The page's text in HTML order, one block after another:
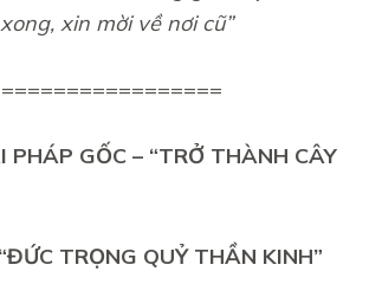
xin mời về nơi cũ”
PHÁP GỐC – “TRỞ THÀNH CÂY
TRỌNG QUỶ THẦN KINH”